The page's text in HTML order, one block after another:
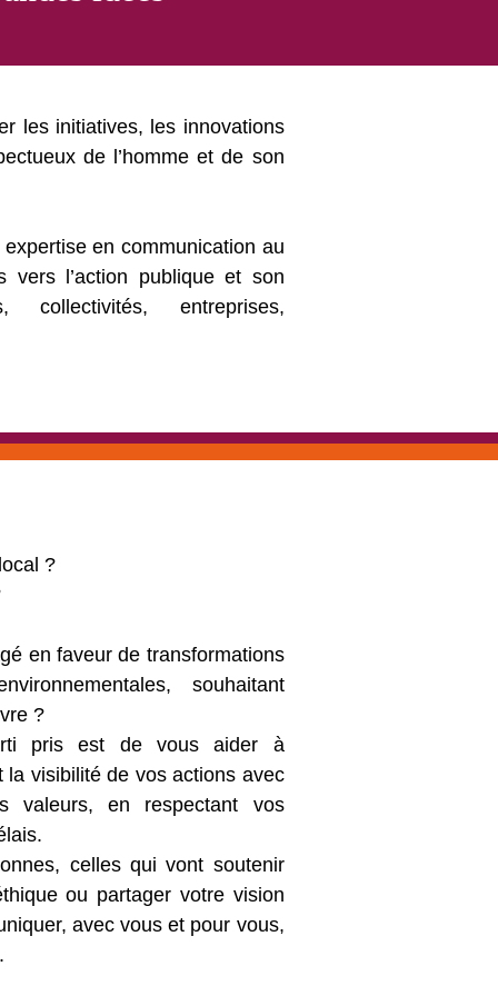
les initiatives, les innovations
de l’homme et de son
en communication au
vers l’action publique et son
collectivités, entreprises,
?
en faveur de transformations
souhaitant
?
pris est de vous aider à
visibilité de vos actions avec
valeurs, en respectant vos
celles qui vont soutenir
ou partager votre vision
avec vous et pour vous,